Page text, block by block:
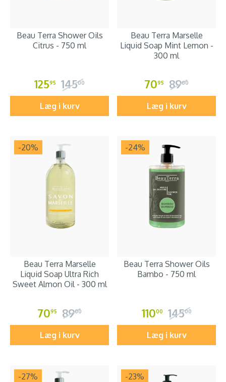
Beau Terra Shower Oils
Citrus - 750 ml
12595 14500
Læg i kurv
Beau Terra Marselle
Liquid Soap Mint Lemon -
300 ml
7095 8900
Læg i kurv
-20%
Beau Terra Marselle
Liquid Soap Ultra Rich
Sweet Almon Oil - 300 ml
7095 8900
Læg i kurv
-24%
Beau Terra Shower Oils
Bambo - 750 ml
11000 14500
Læg i kurv
-27% -23%